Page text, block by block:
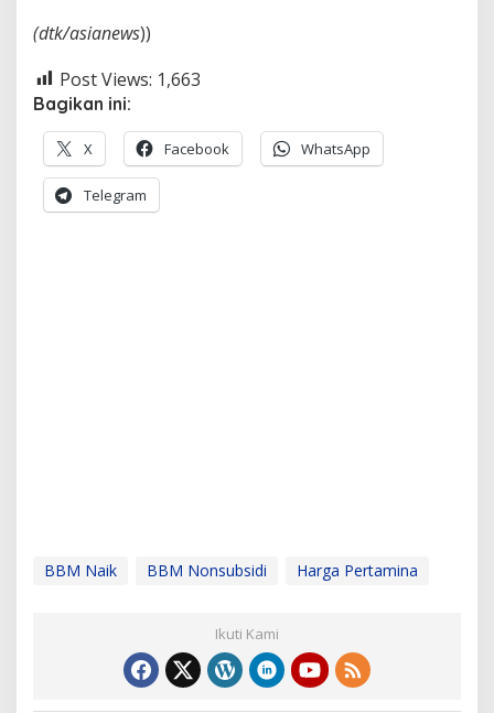
(dtk/asianews))
Post Views: 1,663
Bagikan ini:
X Facebook WhatsApp
Telegram
BBM Naik BBM Nonsubsidi Harga Pertamina
Ikuti Kami